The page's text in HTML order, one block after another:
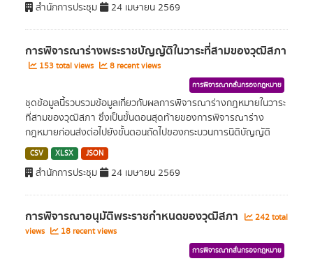
สำนักการประชุม 24 เมษายน 2569
การพิจารณาร่างพระราชบัญญัติในวาระที่สามของวุฒิสภา
153 total views 8 recent views
การพิจารณากลั่นกรองกฎหมาย
ชุดข้อมูลนี้รวบรวมข้อมูลเกี่ยวกับผลการพิจารณาร่างกฎหมายในวาระ
ที่สามของวุฒิสภา ซึ่งเป็นขั้นตอนสุดท้ายของการพิจารณาร่าง
กฎหมายก่อนส่งต่อไปยังขั้นตอนถัดไปของกระบวนการนิติบัญญัติ
CSV XLSX JSON
สำนักการประชุม 24 เมษายน 2569
การพิจารณาอนุมัติพระราชกำหนดของวุฒิสภา
242 total
views
18 recent views
การพิจารณากลั่นกรองกฎหมาย